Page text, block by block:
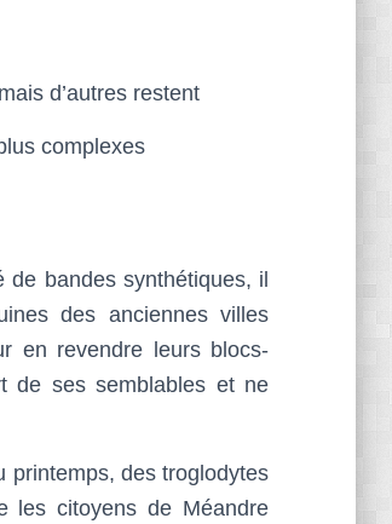
d’autres restent
complexes
de bandes synthétiques, il
des anciennes villes
en revendre leurs blocs-
de ses semblables et ne
printemps, des troglodytes
les citoyens de Méandre